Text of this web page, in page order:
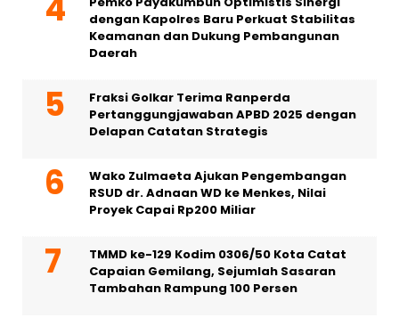
dengan Kapolres Baru Perkuat Stabilitas
Keamanan dan Dukung Pembangunan
Daerah
Fraksi Golkar Terima Ranperda
Pertanggungjawaban APBD 2025 dengan
Delapan Catatan Strategis
Wako Zulmaeta Ajukan Pengembangan
RSUD dr. Adnaan WD ke Menkes, Nilai
Proyek Capai Rp200 Miliar
TMMD ke-129 Kodim 0306/50 Kota Catat
Capaian Gemilang, Sejumlah Sasaran
Tambahan Rampung 100 Persen